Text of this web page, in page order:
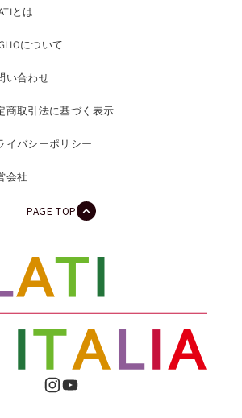
とは
について
い合わせ
商取引法に基づく表示
イバシーポリシー
会社
PAGE TOP